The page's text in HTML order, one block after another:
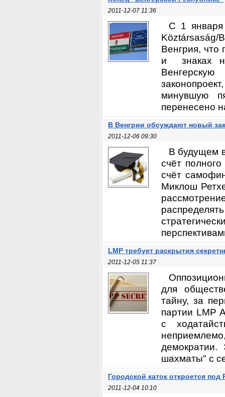
2011-12-07 11:36
С 1 января
Köztársaság/
Венгрия, что
и знаках
минувшую
перенесено
В Венгрии обсуждают новый
2011-12-06 09:30
В будущем
счёт
счёт
Миклош
LMP требует раскрытия
2011-12-05 11:37
для
тайну, за
партии LMP
с
демократии.
шахматы" с
Городской каток откроется под
2011-12-04 10:10